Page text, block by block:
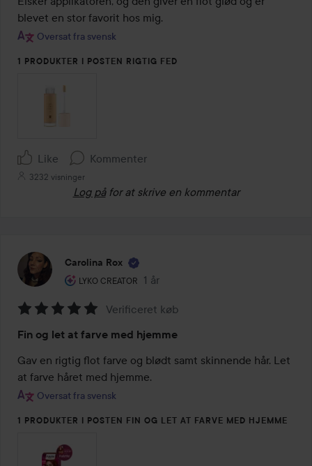
af
5
blevet en stor favorit hos mig.
Oversat fra svensk
1 PRODUKTER I POSTEN RIGTIG FED
Like Kommenter
3232 visninger
Log på for at skrive en kommentar
Carolina Rox
LYKO CREATOR
Brugerens rolle: Lyko Creator.
1 år
Posten blev oprettet 1 år
5
ud
af
5
Verificeret køb
Fin og let at farve med hjemme
Gav en rigtig flot farve og blødt samt skinnende hår. Let
at farve håret med hjemme.
Oversat fra svensk
1 PRODUKTER I POSTEN FIN OG LET AT FARVE MED HJEMME